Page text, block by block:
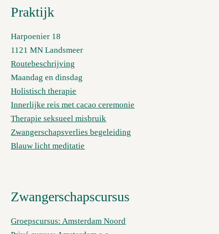
Praktijk
Harpoenier 18
1121 MN Landsmeer
Routebeschrijving
Maandag en dinsdag
Holistisch therapie
Innerlijke reis met cacao ceremonie
Therapie seksueel misbruik
Zwangerschapsverlies begeleiding
Blauw licht meditatie
Zwangerschapscursus
Groepscursus: Amsterdam Noord